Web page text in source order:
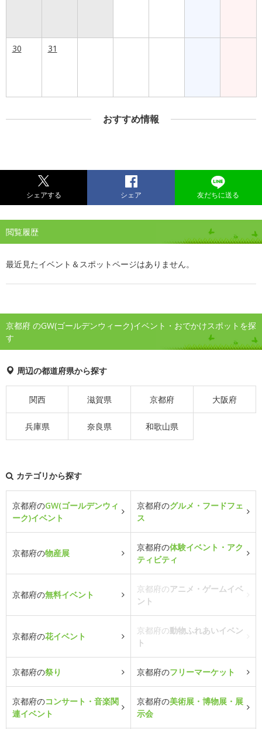
30 31
おすすめ情報
シェアする シェア 友だちに送る
閲覧履歴
最近見たイベント＆スポットページはありません。
京都府 のGW(ゴールデンウィーク)イベント・おでかけスポットを探
す
周辺の都道府県から探す
関西 滋賀県 京都府 大阪府
兵庫県 奈良県 和歌山県
カテゴリから探す
京都府のGW(ゴールデンウィ
ーク)イベント
京都府のグルメ・フードフェ
ス
京都府の物産展
京都府の体験イベント・アク
ティビティ
京都府の無料イベント
京都府のアニメ・ゲームイベ
ント
京都府の花イベント
京都府の動物ふれあいイベン
ト
京都府の祭り 京都府のフリーマーケット
京都府のコンサート・音楽関
連イベント
京都府の美術展・博物展・展
示会